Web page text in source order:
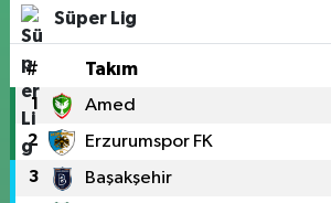
Süper Lig
# Takım
1 Amed
2 Erzurumspor FK
3 Başakşehir